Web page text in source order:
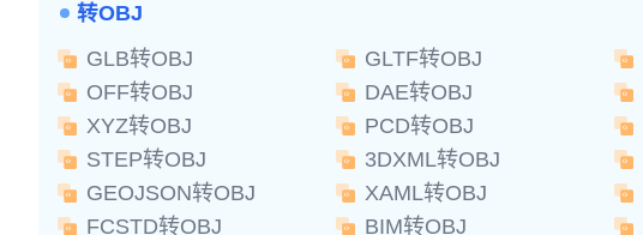
转OBJ
GLB转OBJ
GLTF转OBJ
OFF转OBJ
DAE转OBJ
XYZ转OBJ
PCD转OBJ
STEP转OBJ
3DXML转OBJ
GEOJSON转OBJ
XAML转OBJ
FCSTD转OBJ
BIM转OBJ